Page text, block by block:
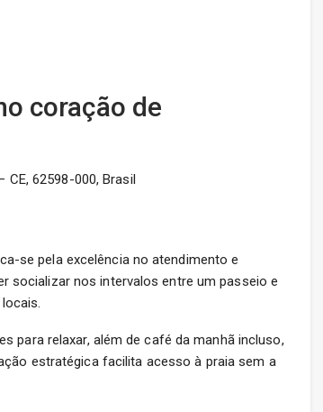
coração de
62598-000, Brasil
se pela excelência no atendimento e
socializar nos intervalos entre um passeio e
para relaxar, além de café da manhã incluso,
estratégica facilita acesso à praia sem a